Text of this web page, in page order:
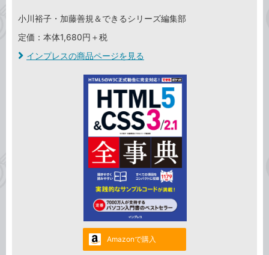
小川裕子・加藤善規＆できるシリーズ編集部
定価：本体1,680円＋税
インプレスの商品ページを見る
Amazonで購入